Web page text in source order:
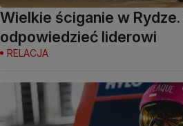
Wielkie ściganie w
odpowiedzieć liderowi
RELACJA